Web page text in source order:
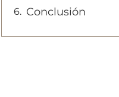
Conclusión